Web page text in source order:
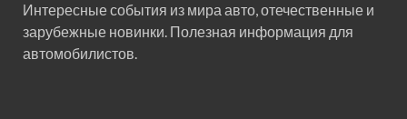
Интересные события из мира авто, отечественные и
зарубежные новинки. Полезная информация для
автомобилистов.